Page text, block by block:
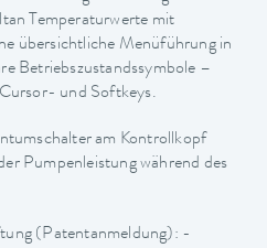
Temperaturwerte mit
übersichtliche Menüführung in
Betriebszustandssymbole –
und Softkeys.
am Kontrollkopf
Pumpenleistung während des
(Patentanmeldung): -